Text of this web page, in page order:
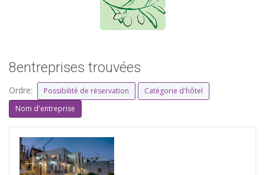
8entreprises trouvées
Ordre: Possibilité de réservation
Catégorie d'hôtel
Nom d'entreprise